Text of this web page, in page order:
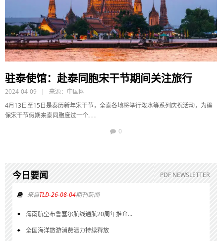
驻泰使馆：赴泰同胞宋干节期间关注旅行
2024-04-09 | 来源： 中国网
4月13日至15日是泰历新年宋干节，全泰各地将举行泼水等系列庆祝活动，为确
保宋干节假期来泰同胞度过一个. . .
0
今日要闻 PDF NEWSLETTER
来自TLD-26-08-04期刊新闻
海南航空布鲁塞尔航线通航20周年推介...
全国海洋旅游消费潜力持续释放